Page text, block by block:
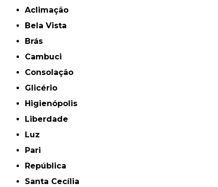
Aclimação
Bela Vista
Brás
Cambuci
Consolação
Glicério
Higienópolis
Liberdade
Luz
Pari
República
Santa Cecília